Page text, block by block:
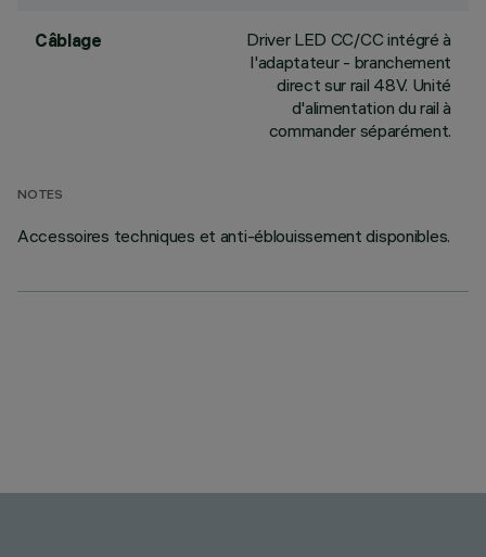
Câblage
Driver LED CC/CC intégré à
l'adaptateur - branchement
direct sur rail 48V. Unité
d'alimentation du rail à
commander séparément.
NOTES
Accessoires techniques et anti-éblouissement disponibles.